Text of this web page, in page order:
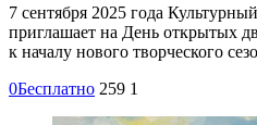
7 сентября 2025 года
приглашает на День открытых
к началу нового творческого
0Бесплатно 259 1